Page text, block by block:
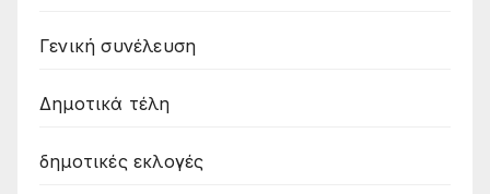
Γενική συνέλευση
Δημοτικά τέλη
δημοτικές εκλογές